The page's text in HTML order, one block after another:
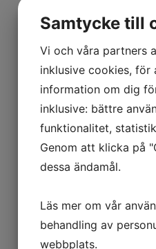
Samtycke till
Vi och våra partners
inklusive cookies, för
information om dig
inklusive: bättre
funktionalitet,
Genom att klicka på
dessa ändamål.
Läs mer om vår
behandling av
webbplats.